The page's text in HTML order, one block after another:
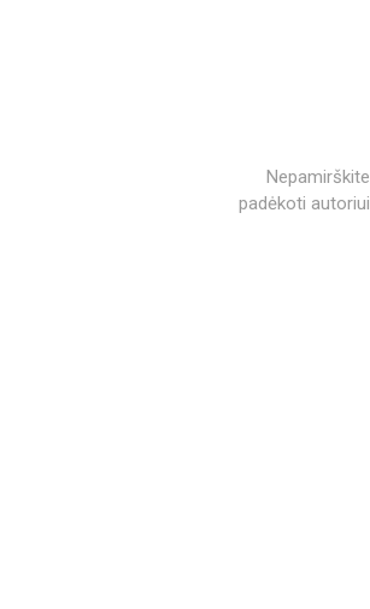
Nepamirškite
padėkoti autoriui